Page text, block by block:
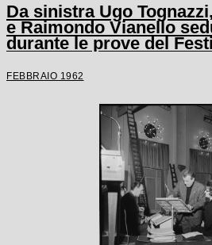
Da sinistra Ugo
e Raimondo Vianello
durante le prove del
FEBBRAIO 1962